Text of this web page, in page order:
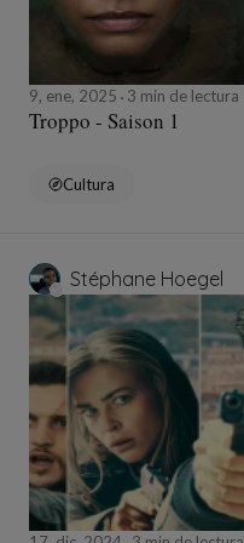
9, ene, 2025 3 min de lectura
Troppo - Saison 1
Cultura
Stéphane Hoegel